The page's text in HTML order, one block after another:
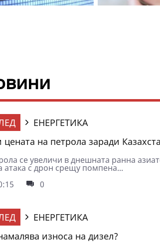
ЕНЕРГЕТИКА
на петрола заради
се увеличи в днешната ранна
атака с дрон срещу помпена...
0
ЕНЕРГЕТИКА
износа на дизел?